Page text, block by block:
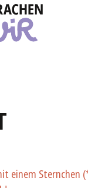
einem Sternchen